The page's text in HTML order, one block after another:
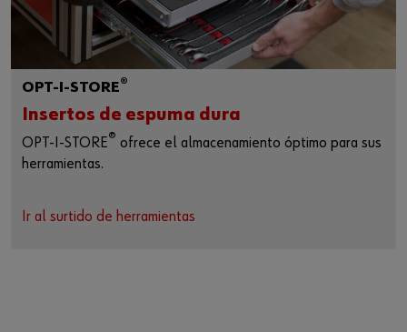
OPT-I-STORE®
Insertos de espuma dura
OPT-I-STORE® ofrece el almacenamiento óptimo para sus
herramientas.
Ir al surtido de herramientas